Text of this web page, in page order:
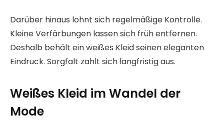
Darüber hinaus lohnt sich regelmäßige Kontrolle.
Kleine Verfärbungen lassen sich früh entfernen.
Deshalb behält ein weißes Kleid seinen eleganten
Eindruck. Sorgfalt zahlt sich langfristig aus.
Weißes Kleid im Wandel der
Mode